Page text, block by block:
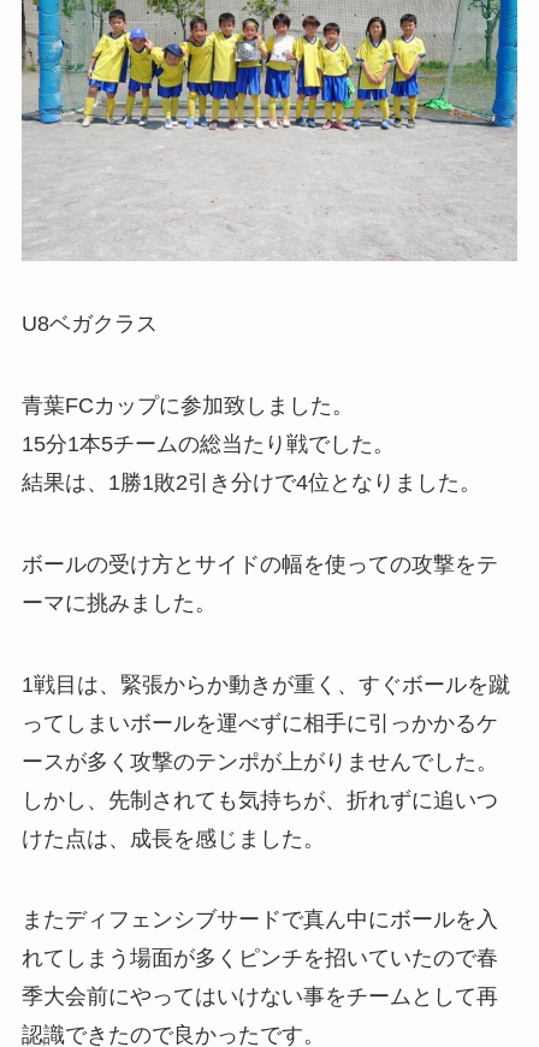
U8ベガクラス
青葉FCカップに参加致しました。
15分1本5チームの総当たり戦でした。
結果は、1勝1敗2引き分けで4位となりました。
ボールの受け方とサイドの幅を使っての攻撃をテ
ーマに挑みました。
1戦目は、緊張からか動きが重く、すぐボールを蹴
ってしまいボールを運べずに相手に引っかかるケ
ースが多く攻撃のテンポが上がりませんでした。
しかし、先制されても気持ちが、折れずに追いつ
けた点は、成長を感じました。
またディフェンシブサードで真ん中にボールを入
れてしまう場面が多くピンチを招いていたので春
季大会前にやってはいけない事をチームとして再
認識できたので良かったです。